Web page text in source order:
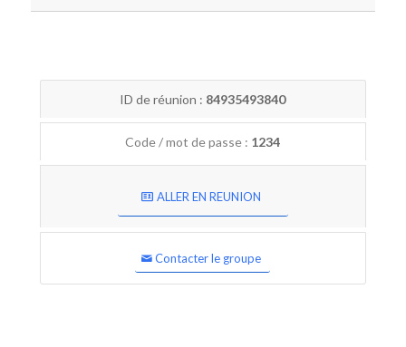
ID de réunion : 84935493840
Code / mot de passe : 1234
ALLER EN REUNION
Contacter le groupe